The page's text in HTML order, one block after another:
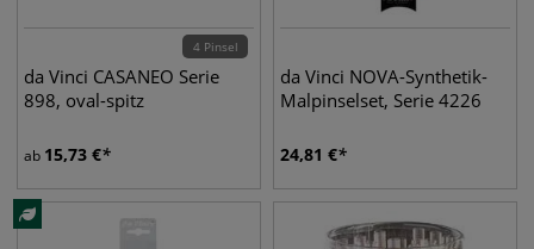
4 Pinsel
da Vinci CASANEO Serie
898, oval-spitz
ab 15,73 €
da Vinci NOVA-Synthetik-
Malpinselset, Serie 4226
24,81 €